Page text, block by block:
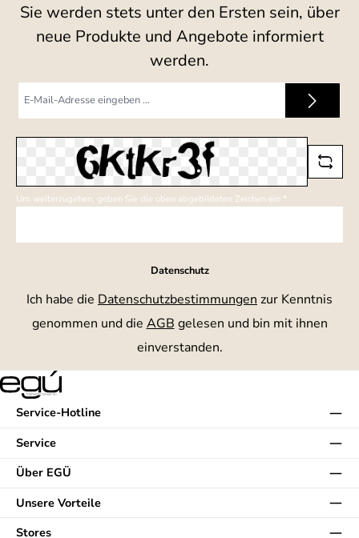
Sie werden stets unter den Ersten sein, über
neue Produkte und Angebote informiert
werden.
Mail-
Um weiterzugehen, geben Sie die oben abgebildeten Zeichen ein *
Datenschutz
Ich habe die Datenschutzbestimmungen zur Kenntnis
genommen und die AGB gelesen und bin mit ihnen
einverstanden.
Service-Hotline
Service
Über EGÜ
Unsere Vorteile
Stores